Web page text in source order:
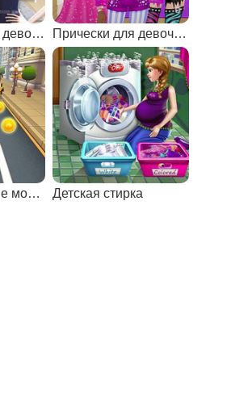
Переделки для девочек 8 лет Прически для девочек 8 лет
Cобери золотые монетки Детская стирка